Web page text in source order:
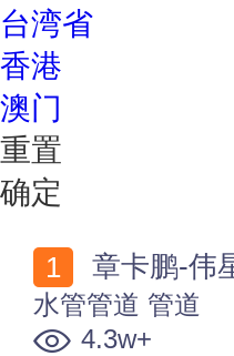
台湾省
香港
澳门
重置
确定
章卡鹏-伟
水管管道 管道
4.3w+